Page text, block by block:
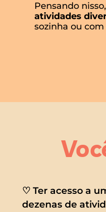
Pensando
atividades
sozinha ou
♡ Ter acesso a
dezenas de